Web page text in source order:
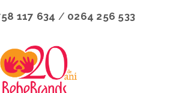
117 634 / 0264 256 533